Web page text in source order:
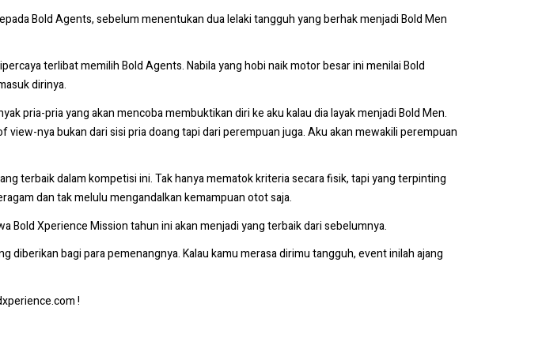
Bold Agents, sebelum menentukan dua lelaki tangguh yang berhak menjadi Bold Men
terlibat memilih Bold Agents. Nabila yang hobi naik motor besar ini menilai Bold
dirinya.
pria-pria yang akan mencoba membuktikan diri ke aku kalau dia layak menjadi Bold Men.
nya bukan dari sisi pria doang tapi dari perempuan juga. Aku akan mewakili perempuan
terbaik dalam kompetisi ini. Tak hanya mematok kriteria secara fisik, tapi yang terpinting
dan tak melulu mengandalkan kemampuan otot saja.
Bold Xperience Mission tahun ini akan menjadi yang terbaik dari sebelumnya.
diberikan bagi para pemenangnya. Kalau kamu merasa dirimu tangguh, event inilah ajang
!